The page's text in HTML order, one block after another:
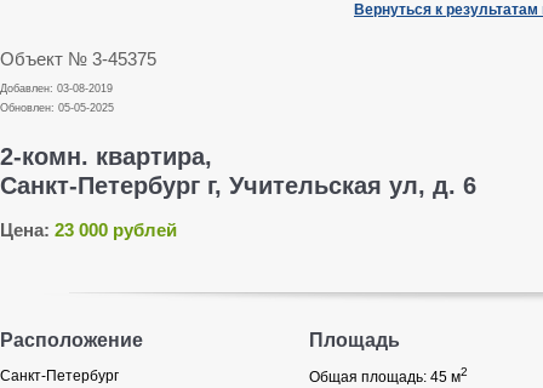
Вернуться к результатам
Объект № 3-45375
Добавлен: 03-08-2019
Обновлен: 05-05-2025
2-комн. квартира,
Санкт-Петербург г, Учительская ул, д. 6
Цена: 23 000 рублей
Расположение
Санкт-Петербург
Площадь
Общая площадь: 45 м2